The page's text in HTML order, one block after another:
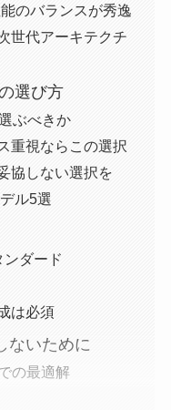
のバランスが秀逸
世代アーキテクチ
選び方
ぶべきか
重視ならこの選択
協しない選択を
ル5選
ダード
は必須
ないために
の最適解